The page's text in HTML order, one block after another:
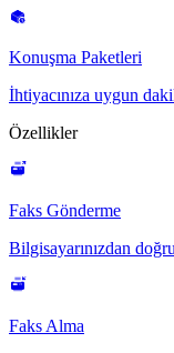
Konuşma Paketleri
İhtiyacınıza uygun
Özellikler
Faks Gönderme
Bilgisayarınızdan
Faks Alma